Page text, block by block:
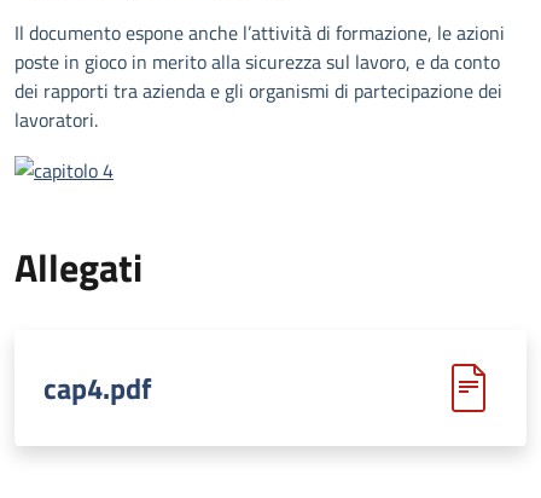
Il documento espone anche l’attività di formazione, le azioni
poste in gioco in merito alla sicurezza sul lavoro, e da conto
dei rapporti tra azienda e gli organismi di partecipazione dei
lavoratori.
Allegati
cap4.pdf